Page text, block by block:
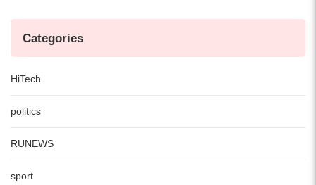
Categories
HiTech
politics
RUNEWS
sport